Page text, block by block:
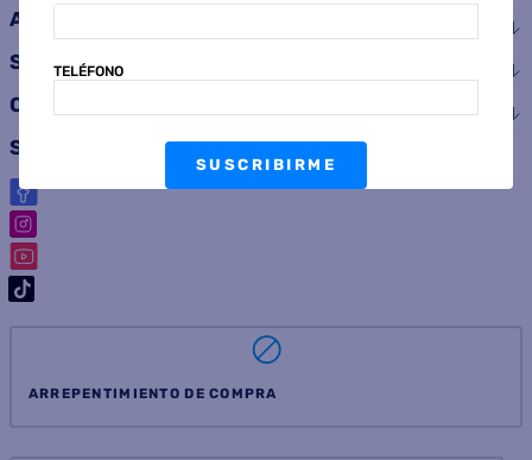
ATENCIÓN AL CLIENTE
SERVICIOS
CONSUMIDOR
SEGUINOS
ARREPENTIMIENTO DE COMPRA
TELÉFONO
SUSCRIBIRME